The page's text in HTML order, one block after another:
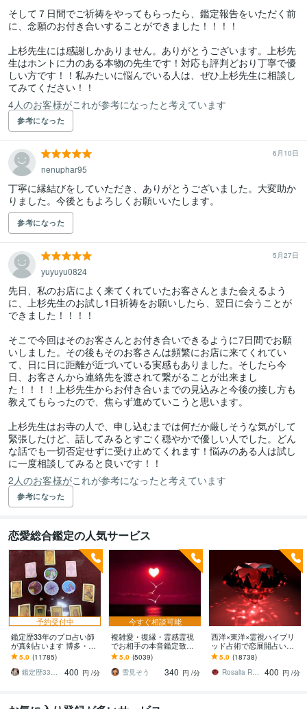
そして７日間でご祈祷をやってもらったら、鑑定報告をいただく前
に、念願のお付き合いすることができました！！！！
上杉先生には感謝しかありません。ありがとうございます。上杉先
生はホントに力のある本物の先生です！対応も評判どおり丁寧で優
しい方です！！私みたいに悩んでいる人は、ぜひ上杉先生に相談し
てみてください！！
4人のお客様がこれが参考になったと考えています
参考になった
6月10日
nenuphar95
丁寧に縁結びをしていただき、ありがとうございました。大変助か
りました。今後ともよろしくお願いいたします。
参考になった
5月27日
yuyuyu0824
先日、私のお店によく来てくれていたお客さんとまた会えるよう
に、上杉先生のお試し1日祈祷をお願いしたら、翌日に会うことが
できました！！！！
そこで今回はそのお客さんとお付き合いできるように7日間でお願
いしました。その後もそのお客さんは頻繁にお店に来てくれてい
て、日に日に距離が近づいている実感もありました。そしたら今
日、お客さんから連絡先を渡されて繋がることが出来まし
た！！！！上杉先生からお付き合いまでの見込みと今後の接し方も
教えてもらったので、焦らず進めていこうと思います。
上杉先生はお寺の人で、申し込むまでは何だか厳しそうな気がして
緊張したけど、話してみるとすごく穏やかで優しい人でした。どん
な話でも一切否定せずに受け止めてくれます！悩みのある人は試し
に一度相談してみると良いです！！
2人のお客様がこれが参考になったと考えています
参考になった
恋愛総合鑑定の人気サービス
予約受付中
鑑定歴33年のプロ占い師
が真剣占います 博多・廓
屋の純血統占い祈願師
雷鳥
5.0 (11785)
鑑定歴33年のプロ占い師 雷鳥
400 円 /分
今すぐ相談可能
複雑愛・復縁・霊感霊視
でお相手の本音鑑定致し
ます 降りて来た言葉をそ
のままお伝えします。
5.0 (5039)
雪見そう
340 円 /分
西洋×東洋×霊視ハイブリ
ッド占術で恋展開占いま
す 恋の現状・進展❤️お相
手の本心に迫ります
5.0 (18738)
Rosalia Rubino
400 円 /分